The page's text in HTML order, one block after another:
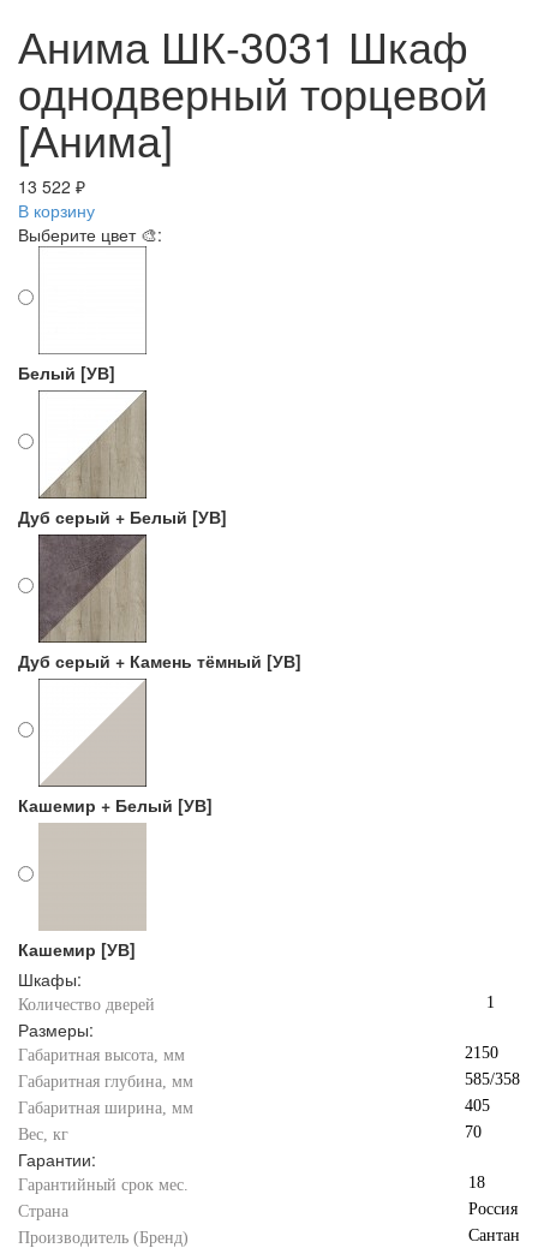
Анима ШК-3031 Шкаф
однодверный торцевой
[Анима]
13 522 ₽
В корзину
Выберите цвет 🎨:
Белый [УВ]
Дуб серый + Белый [УВ]
Дуб серый + Камень тёмный [УВ]
Кашемир + Белый [УВ]
Кашемир [УВ]
Шкафы:
Количество дверей 1
Размеры:
Габаритная высота, мм
2150
Габаритная глубина, мм
585/358
Габаритная ширина, мм
405
Вес, кг
70
Гарантии:
Гарантийный срок мес.
18
Страна
Россия
Производитель (Бренд)
Сантан